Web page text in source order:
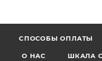
CПОСОБЫ ОПЛАТЫ
О НАС ШКАЛА